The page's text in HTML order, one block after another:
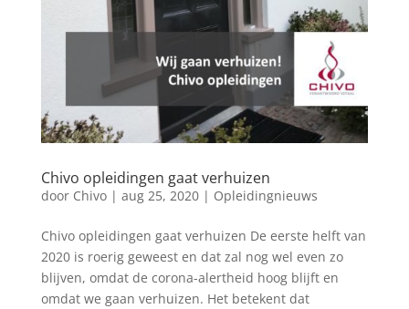
Chivo opleidingen gaat verhuizen
door Chivo| aug 25, 2020| Opleidingnieuws
Chivo opleidingen gaat verhuizen De eerste helft van
2020 is roerig geweest en dat zal nog wel even zo
blijven, omdat de corona-alertheid hoog blijft en
omdat we gaan verhuizen. Het betekent dat